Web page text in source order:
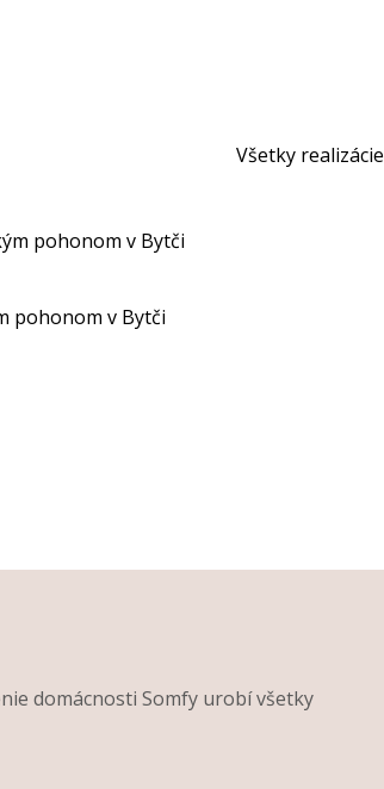
Všetky realizácie
pohonom v Bytči
domácnosti Somfy urobí všetky